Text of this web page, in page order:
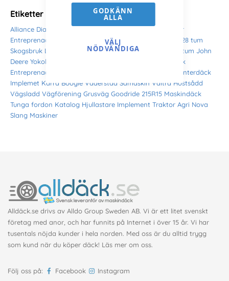
GODKÄNN
ALLA
VÄLJ
NÖDVÄNDIGA
Etiketter
Alliance Diagonaldäck
Veterantraktor
Entreprenad
Framdäck
28 tum
Skogsbruk Lantbruk Massey Ferguson38 tum 15 tum John
Deere Yokohama
Entreprenaddäck
Entreprenadmaskiner
Vinterdäck
Implemet Kärra Boogie Väderstad Såmaskin Valtra Höstsådd
Vägsladd Vägförening Grusväg Goodride 215R15 Maskindäck
Tunga fordon Katalog Hjullastare Implement Traktor Agri Nova
Slang Maskiner
Alldäck.se drivs av Alldo Group Sweden AB. Vi är ett litet svenskt
företag med anor, och har funnits på Internet i över 15 år. Vi har
tusentals nöjda kunder i hela norden. Med oss är du alltid trygg
som kund när du köper däck! Läs mer om oss.
Följ oss på: Facebook Instagram